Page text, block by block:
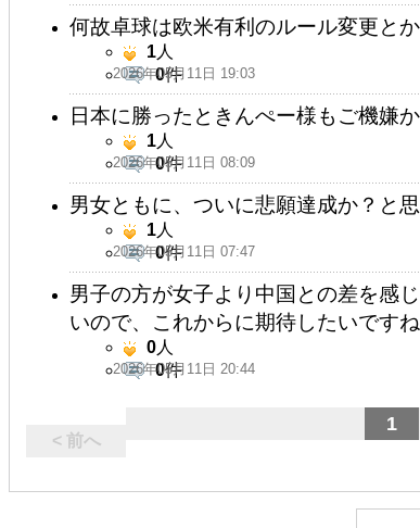
何故卓球は欧米有利のルール変更と
2026年05月11日 19:03
1人
0件
日本に勝ったときんぺー様もご機嫌か
2026年05月11日 08:09
1人
0件
男女ともに、ついに悲願達成か？と
2026年05月11日 07:47
1人
0件
男子の方が女子より中国との差を感
いので、これからに期待したいですね
2026年05月11日 20:44
0人
0件
< 前へ
1